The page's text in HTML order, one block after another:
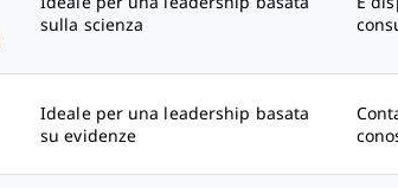
sulla scienza
Ideale per una leadership basata
su evidenze